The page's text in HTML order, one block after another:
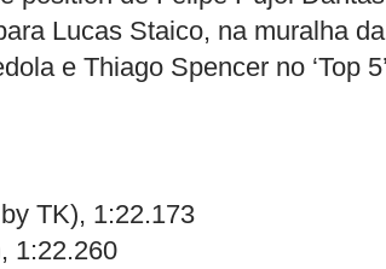
Lucas Staico, na muralha
e Thiago Spencer no ‘Top
TK), 1:22.173
1:22.260